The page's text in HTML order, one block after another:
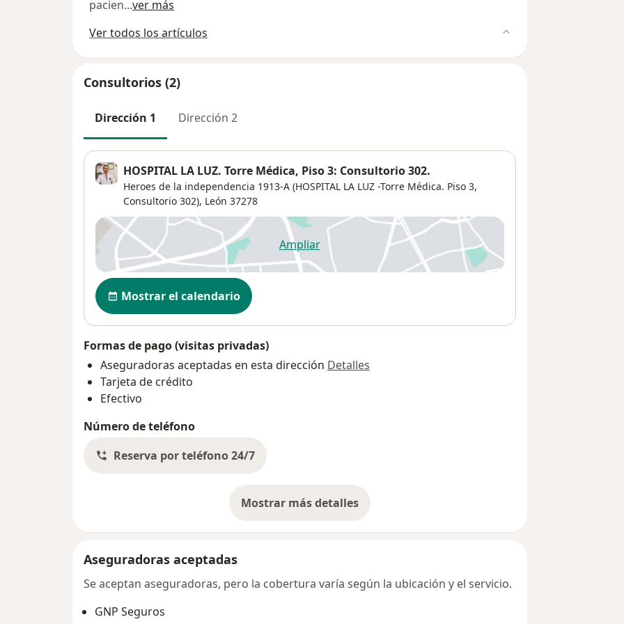
pacien...ver más
Ver todos los artículos
Consultorios (2)
Dirección 1 Dirección 2
HOSPITAL LA LUZ. Torre Médica, Piso 3: Consultorio 302.
Heroes de la independencia 1913-A (HOSPITAL LA LUZ -Torre Médica. Piso 3,
Consultorio 302), León 37278
Ampliarse abre en una nueva pestaña
Disponibilidad
Mostrar el calendario
Formas de pago (visitas privadas)
Aseguradoras aceptadas en esta dirección Detalles
Tarjeta de crédito
Efectivo
Número de teléfono
Reserva por teléfono 24/7
Mostrar más detalles
sobre la dirección
Aseguradoras aceptadas
Se aceptan aseguradoras, pero la cobertura varía según la ubicación y el servicio.
GNP Seguros